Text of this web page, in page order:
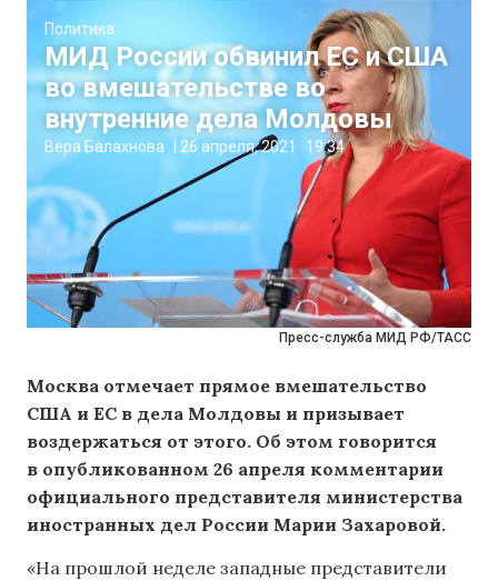
Пресс-служба МИД РФ/ТАСС
Политика
МИД России обвинил ЕС и США
во вмешательстве во
внутренние дела Молдовы
Вера Балахнова 26 апреля, 2021 19:34
Москва отмечает прямое вмешательство
США и ЕС в дела Молдовы и призывает
воздержаться от этого. Об этом говорится
в опубликованном 26 апреля комментарии
официального представителя министерства
иностранных дел России Марии Захаровой.
«На прошлой неделе западные представители